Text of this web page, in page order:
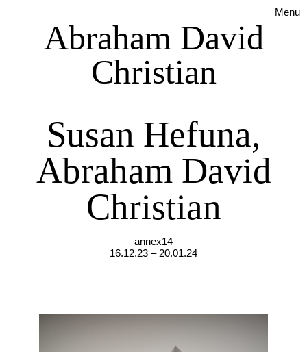
Menu
Abraham David
Christian
Susan Hefuna,
Abraham David
Christian
annex14
16.12.23 – 20.01.24